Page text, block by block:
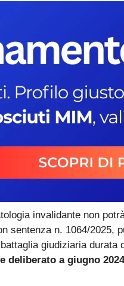
invalidante non
sentenza n. 1064/2025,
giudiziaria durata
deliberato a giugno 2024